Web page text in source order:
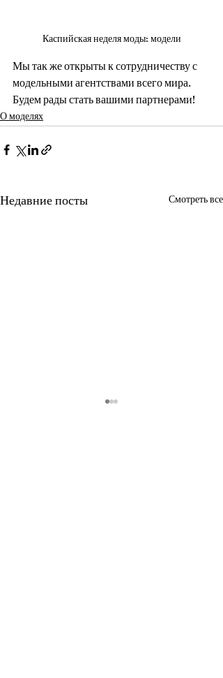
Каспийская неделя моды: модели
Мы так же открыты к сотрудничеству с
модельными агентствами всего мира.
Будем рады стать вашими партнерами!
О моделях
Недавние посты Смотреть все